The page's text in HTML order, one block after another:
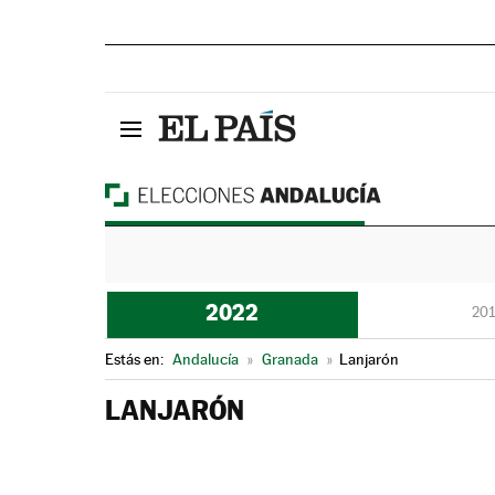
2022
Estás en: Andalucía » Granada » Lanjarón
LANJARÓN